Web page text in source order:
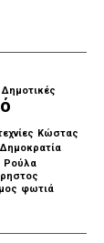
Δημοτικές
Κώστας
Ρούλα
φωτιά